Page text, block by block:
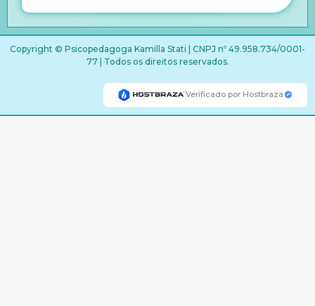
Copyright © Psicopedagoga Kamilla Stati | CNPJ nº 49.958.734/0001-
77 | Todos os direitos reservados.